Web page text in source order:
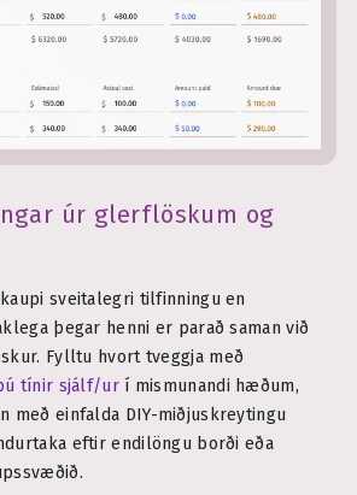
úr glerflöskum og
sveitalegri tilfinningu en
þegar henni er parað saman við
Fylltu hvort tveggja með
tínir sjálf/urí mismunandi hæðum,
með einfalda DIY-miðjuskreytingu
eftir endilöngu borði eða